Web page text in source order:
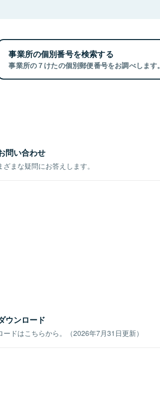
事業所の個別番号を検索する
事業所の７けたの個別郵便番号をお調べします。
問い合わせ
まな疑問にお答えします。
ウンロード
ドはこちらから。（2026年7月31日更新）